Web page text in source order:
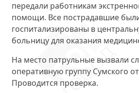
передали работникам
помощи. Все пострадавшие
госпитализированы в
больницу для оказания
На место патрульные вызвали
оперативную группу Сумского
Проводится проверка.